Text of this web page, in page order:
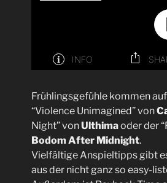
Frühlingsgefühle kommen
“Violence Unimagined” von
Night” vonUlthimaoder der
Bodom After Midnight.
Vielfältige Anspieltipps gibt
aus der nicht ganz so easy-